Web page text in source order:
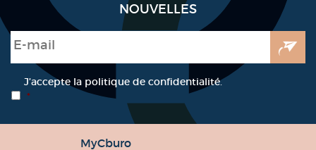
NOUVELLES
E-mail
RGPD *
J’accepte la politique de confidentialité.
*
MyCburo